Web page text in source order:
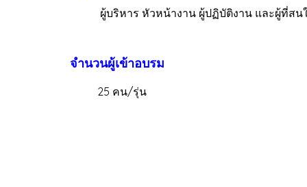
ผู้บริหาร ​หัวหน้างาน ผู้ปฏิบัติงาน และผู้ที่สน
จำนวนผู้เข้าอบรม
25 คน/รุ่น